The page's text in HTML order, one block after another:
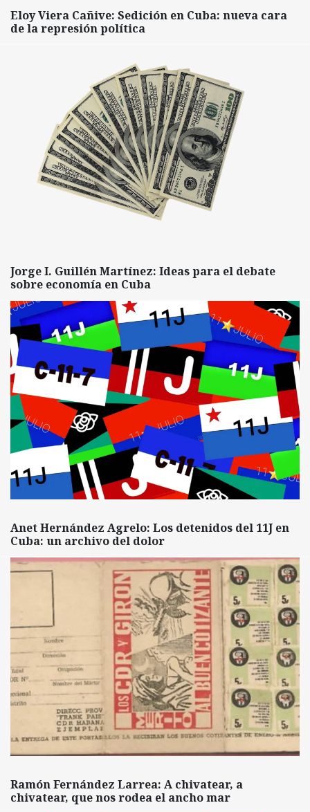
Eloy Viera Cañive: Sedición en Cuba: nueva cara
de la represión política
Jorge I. Guillén Martínez: Ideas para el debate
sobre economía en Cuba
Anet Hernández Agrelo: Los detenidos del 11J en
Cuba: un archivo del dolor
Ramón Fernández Larrea: A chivatear, a
chivatear, que nos rodea el ancho mar